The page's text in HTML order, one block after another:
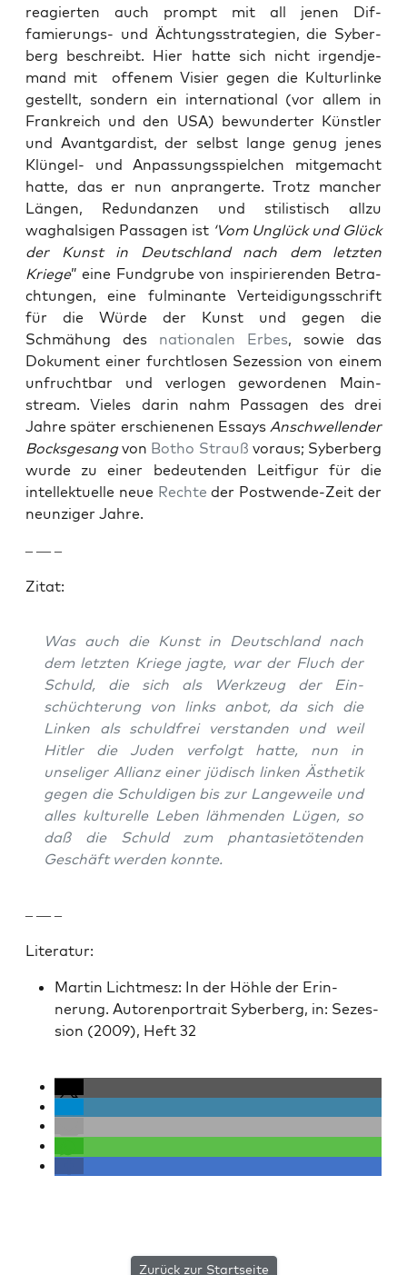
reagierten auch prompt mit all jenen Dif­
famierungs- und Äch­tungsstrate­gien, die Syber­
berg beschreibt. Hier hat­te sich nicht irgend­je­
mand mit offen­em Visi­er gegen die Kul­turlinke
gestellt, son­dern ein inter­na­tion­al (vor allem in
Frankre­ich und den USA) bewun­dert­er Kün­stler
und Avant­gardist, der selb­st lange genug jenes
Klün­gel- und Anpas­sungsspielchen mit­gemacht
hat­te, das er nun anprangerte. Trotz manch­er
Län­gen, Redun­danzen und stilis­tisch allzu
waghal­si­gen Pas­sagen ist ‘Vom Unglück und Glück
der Kun­st in Deutsch­land nach dem let­zten
Kriege” eine Fund­grube von inspiri­eren­den Betra­
ch­tun­gen, eine ful­mi­nante Vertei­di­gungss­chrift
für die Würde der Kun­st und gegen die
Schmähung des nationalen Erbes, sowie das
Doku­ment ein­er furcht­losen Sezes­sion von einem
unfrucht­bar und ver­logen gewor­de­nen Main­
stream. Vieles darin nahm Pas­sagen des drei
Jahre später erschiene­nen Essays Anschwellen­der
Bocks­ge­sangvon Botho Strauß voraus; Syber­berg
wurde zu ein­er bedeu­ten­den Leit­fig­ur für die
intellek­tuelle neue Rechte der Post­wende-Zeit der
neun­ziger Jahre.
– — –
Zitat:
Was auch die Kun­st in Deutsch­land nach
dem let­zten Kriege jagte, war der Fluch der
Schuld, die sich als Werkzeug der Ein­
schüchterung von links anbot, da sich die
Linken als schuld­frei ver­standen und weil
Hitler die Juden ver­fol­gt hat­te, nun in
unseliger Allianz ein­er jüdisch linken Ästhetik
gegen die Schuldigen bis zur Langeweile und
alles kul­turelle Leben läh­menden Lügen, so
daß die Schuld zum phan­tasi­etö­ten­den
Geschäft wer­den kon­nte.
– — –
Lit­er­atur:
Mar­tin Lichtmesz: In der Höh­le der Erin­
nerung. Autoren­por­trait Syber­berg, in: Sezes­
sion (2009), Heft 32
Zurück zur Startseite